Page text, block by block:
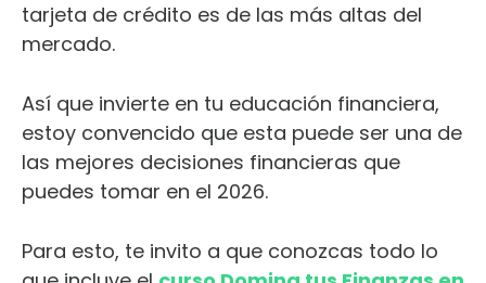
tarjeta de crédito es de las más altas del
mercado.
Así que invierte en tu educación financiera,
estoy convencido que esta puede ser una de
las mejores decisiones financieras que
puedes tomar en el 2026.
Para esto, te invito a que conozcas todo lo